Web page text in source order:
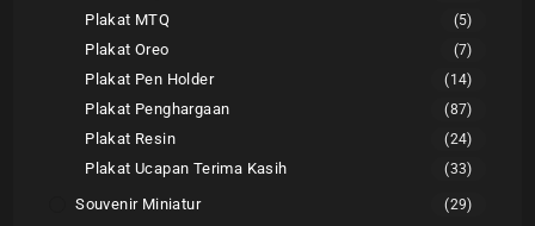
Plakat MTQ (5)
Plakat Oreo (7)
Plakat Pen Holder (14)
Plakat Penghargaan (87)
Plakat Resin (24)
Plakat Ucapan Terima Kasih (33)
Souvenir Miniatur (29)